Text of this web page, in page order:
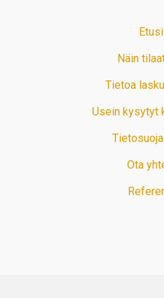
Näin
Tietoa
Usein kysytyt
Ota